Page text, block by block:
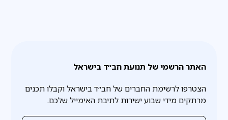
האתר הרשמי של תנועת חב״ד בישראל
הצטרפו לרשימת החברים של חב״ד בישראל וקבלו תכנים
מרתקים מידי שבוע ישירות לתיבת האימייל שלכם.